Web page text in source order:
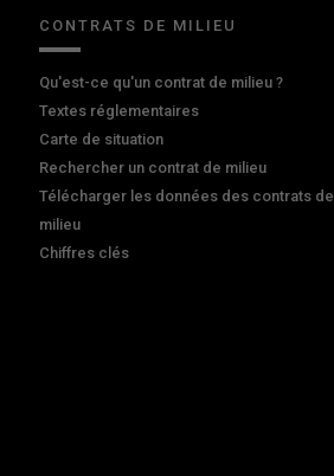
CONTRATS DE MILIEU
Qu'est-ce qu'un contrat de milieu ?
Textes réglementaires
Carte de situation
Rechercher un contrat de milieu
Télécharger les données des contrats de
milieu
Chiffres clés